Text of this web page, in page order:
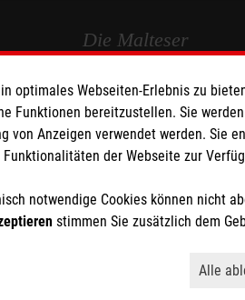
Die Malteser
Malteser in Deutschland
Malteserorden
Sharepoint
optimales Webseiten-Erlebnis zu
Funktionen bereitzustellen. Sie
von Anzeigen verwendet werden. Sie
der Webseite zur
notwendige Cookies können nicht
stimmen Sie zusätzlich dem
Alle